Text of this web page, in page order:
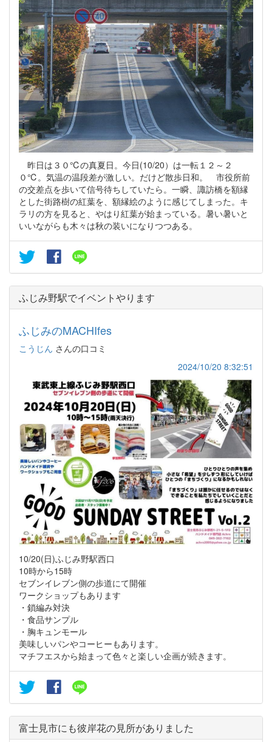
昨日は３０℃の真夏日。今日(10/20）は一転１２～２
０℃。気温の温段差が激しい。だけど散歩日和。 市役所前
の交差点を歩いて信号待ちしていたら。一瞬、諏訪橋を額縁
とした街路樹の紅葉を、額縁絵のように感じてしまった。キ
ラリの方を見ると、やはり紅葉が始まっている。暑い暑いと
いいながらも木々は秋の装いになりつつある。
ふじみ野駅でイベントやります
ふじみのMACHIfes
こうじん さんの口コミ
2024/10/20 8:32:51
10/20(日)ふじみ野駅西口
10時から15時
セブンイレブン側の歩道にて開催
ワークショップもあります
・鎖編み対決
・食品サンプル
・胸キュンモール
美味しいパンやコーヒーもあります。
マチフエスから始まって色々と楽しい企画が続きます。
富士見市にも彼岸花の見所がありました